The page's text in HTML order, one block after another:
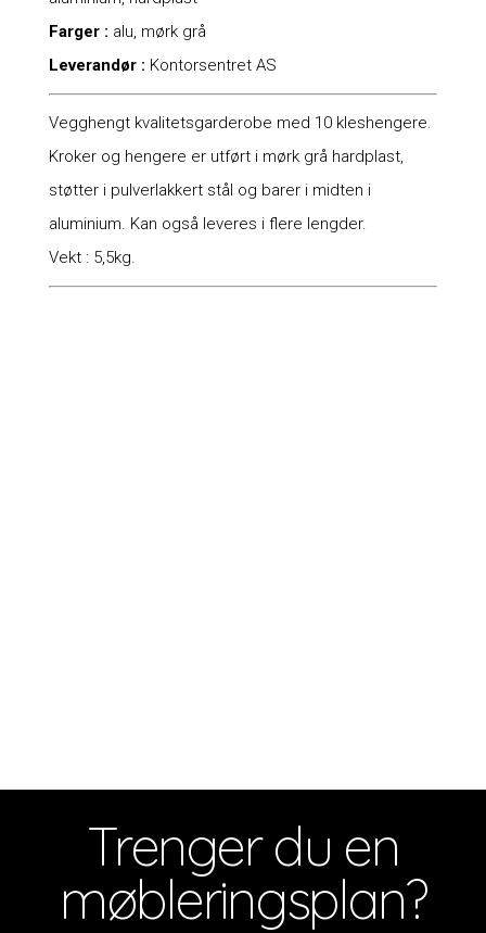
Farger : alu, mørk grå
Leverandør : Kontorsentret AS
Vegghengt kvalitetsgarderobe med 10 kleshengere.
Kroker og hengere er utført i mørk grå hardplast,
støtter i pulverlakkert stål og barer i midten i
aluminium. Kan også leveres i flere lengder.
Vekt : 5,5kg.
Trenger du en
møbleringsplan?